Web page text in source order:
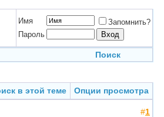
Имя
Запомнить?
Пароль
Поиск
в этой теме
Опции просмотра
#1